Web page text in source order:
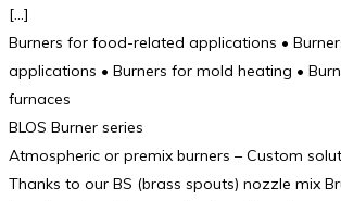
[…]
Burners for food-related applications •
applications • Burners for mold heating •
furnaces
BLOS Burner series
Atmospheric or premix burners – Custom
Thanks to our BS (brass spouts) nozzle mix